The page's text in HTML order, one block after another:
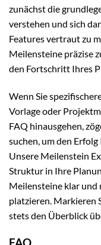
zunächst die
verstehen und sich
Features vertraut zu
Meilensteine präzise
den Fortschritt Ihres
Wenn Sie
Vorlage oder
FAQ hinausgehen,
suchen, um den
Unsere Meilenstein
Struktur in Ihre
Meilensteine klar und
platzieren. Markieren
stets den Überblick
FAQ